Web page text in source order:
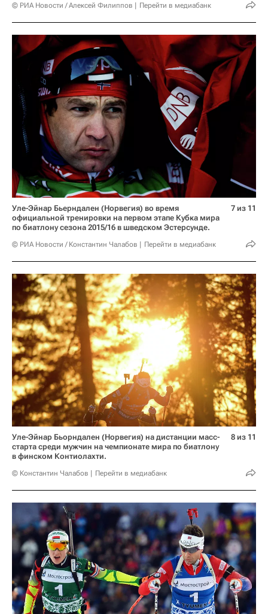
© РИА Новости / Алексей Филиппов Перейти в медиабанк
Уле-Эйнар Бьерндален (Норвегия) во время
официальной тренировки на первом этапе Кубка мира
по биатлону сезона 2015/16 в шведском Эстерсунде.
© РИА Новости / Константин Чалабов Перейти в медиабанк
7 из 11
Уле-Эйнар Бьорндален (Норвегия) на дистанции масс-
старта среди мужчин на чемпионате мира по биатлону
в финском Контиолахти.
© Константин Чалабов Перейти в медиабанк
8 из 11